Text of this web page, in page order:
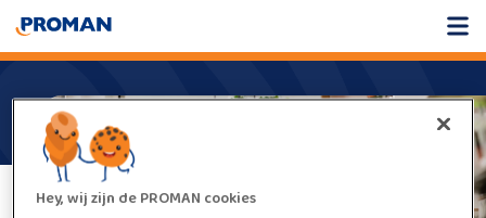
Hey, wij zijn de PROMAN cookies